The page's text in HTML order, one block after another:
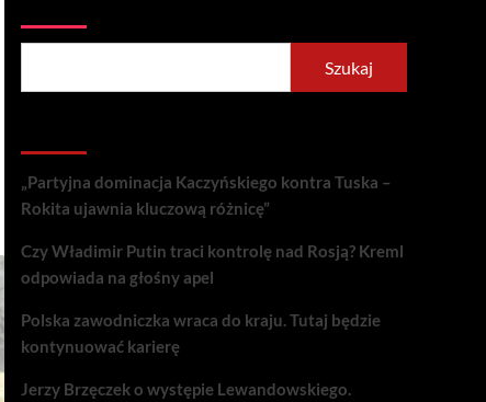
Szukaj
„Partyjna dominacja Kaczyńskiego kontra Tuska –
Rokita ujawnia kluczową różnicę”
Czy Władimir Putin traci kontrolę nad Rosją? Kreml
odpowiada na głośny apel
Polska zawodniczka wraca do kraju. Tutaj będzie
kontynuować karierę
Jerzy Brzęczek o występie Lewandowskiego.